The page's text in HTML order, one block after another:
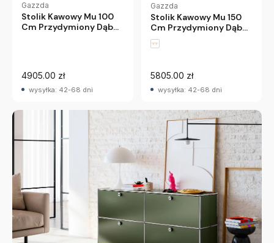
Gazzda
Stolik Kawowy Mu 100
Cm Przydymiony Dąb
4905.00 zł
wysyłka: 42-68 dni
Gazzda
Stolik Kawowy Mu 150
Cm Przydymiony Dąb
Gazzda
5805.00 zł
wysyłka: 42-68 dni